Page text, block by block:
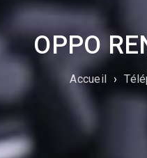
OPPO
Accueil ›